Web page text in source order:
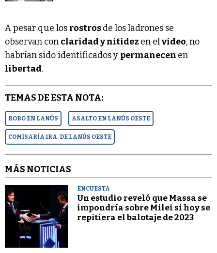
A pesar que los rostrosde los ladrones se
observan con claridad y nitidez en elvideo, no
habrían sido identificados y permanecen en
libertad.
TEMAS DE ESTA NOTA:
ROBO EN LANÚS ASALTO EN LANÚS OESTE
COMISARÍA 1RA. DE LANÚS OESTE
MÁS NOTICIAS
ENCUESTA
Un estudio reveló que Massa se
impondría sobre Milei si hoy se
repitiera el balotaje de 2023